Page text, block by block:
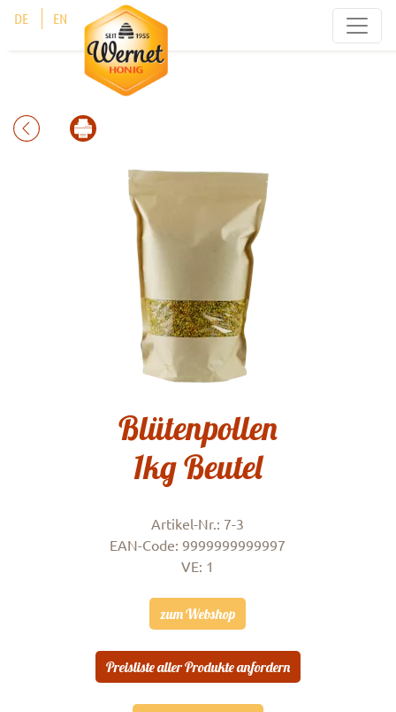
DE EN
Blütenpollen
1kg Beutel
Artikel-Nr.: 7-3
EAN-Code: 9999999999997
VE: 1
zum Webshop
Preisliste aller Produkte anfordern
Cookie-Einstellungen